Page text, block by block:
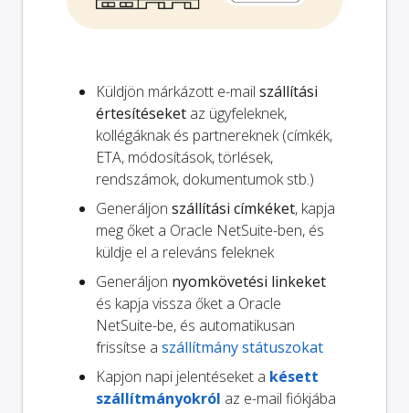
Küldjön márkázott e-mail szállítási
értesítéseket az ügyfeleknek,
kollégáknak és partnereknek (címkék,
ETA, módosítások, törlések,
rendszámok, dokumentumok stb.)
Generáljon szállítási címkéket, kapja
meg őket a Oracle NetSuite-ben, és
küldje el a releváns feleknek
Generáljon nyomkövetési linkeket
és kapja vissza őket a Oracle
NetSuite-be, és automatikusan
frissítse a szállítmány státuszokat
Kapjon napi jelentéseket a késett
szállítmányokról az e-mail fiókjába